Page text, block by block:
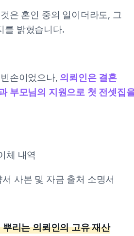
은 혼인 중의 일이더라도, 그
를 밝혔습니다.
손이었으나, 의뢰인은 결혼
부모님의 지원으로 첫 전셋집
체 내역
사본 및 자금 출처 소명서
뿌리는 의뢰인의 고유 재산